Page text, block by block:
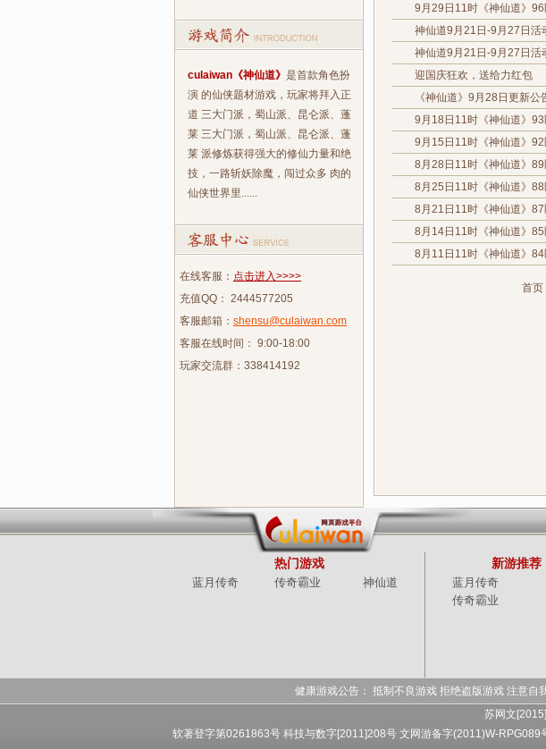
culaiwan《神仙道》 是首款角色扮
演 的仙侠题材游戏，玩家将拜入正
道 三大门派，蜀山派、昆仑派、蓬
莱 三大门派，蜀山派、昆仑派、蓬
莱 派修炼获得强大的修仙力量和绝
技，一路斩妖除魔，闯过众多 肉的
仙侠世界里......
在线客服： 点击进入>>>>
充值QQ： 2444577205
客服邮箱： shensu@culaiwan.com
客服在线时间： 9:00-18:00
玩家交流群：338414192
9月29日11时《神仙道》96
神仙道9月21日-9月27日活
神仙道9月21日-9月27日活
迎国庆狂欢，送给力红包
《神仙道》9月28日更新公
9月18日11时《神仙道》93
9月15日11时《神仙道》92
8月28日11时《神仙道》89
8月25日11时《神仙道》88
8月21日11时《神仙道》87
8月14日11时《神仙道》85
8月11日11时《神仙道》84
首页
热门游戏
蓝月传奇 传奇霸业 神仙道
新游推荐
蓝月传奇
传奇霸业
健康游戏公告： 抵制不良游戏 拒绝盗版游戏 注意
苏网文
软著登字第0261863号 科技与数字[2011]208号 文网游备字(2011)W-RPG089